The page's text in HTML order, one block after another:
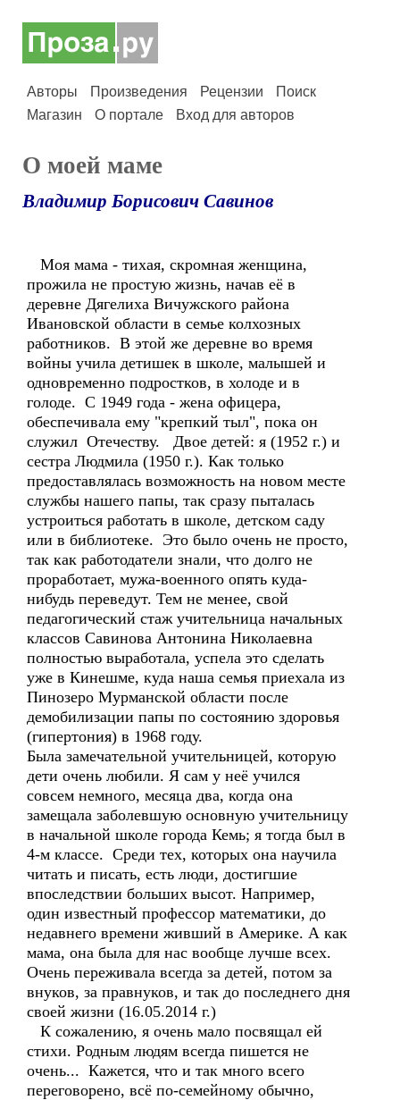
Авторы Произведения Рецензии
Поиск
Магазин
О портале Вход для авторов
О моей маме
Владимир Борисович Савинов
Моя мама - тихая, скромная женщина,
прожила не простую жизнь, начав её в
деревне Дягелиха Вичужского района
Ивановской области в семье колхозных
работников. В этой же деревне во время
войны учила детишек в школе, малышей и
одновременно подростков, в холоде и в
голоде. С 1949 года - жена офицера,
обеспечивала ему "крепкий тыл", пока он
служил Отечеству. Двое детей: я (1952 г.) и
сестра Людмила (1950 г.). Как только
предоставлялась возможность на новом месте
службы нашего папы, так сразу пыталась
устроиться работать в школе, детском саду
или в библиотеке. Это было очень не просто,
так как работодатели знали, что долго не
проработает, мужа-военного опять куда-
нибудь переведут. Тем не менее, свой
педагогический стаж учительница начальных
классов Савинова Антонина Николаевна
полностью выработала, успела это сделать
уже в Кинешме, куда наша семья приехала из
Пинозеро Мурманской области после
демобилизации папы по состоянию здоровья
(гипертония) в 1968 году.
Была замечательной учительницей, которую
дети очень любили. Я сам у неё учился
совсем немного, месяца два, когда она
замещала заболевшую основную учительницу
в начальной школе города Кемь; я тогда был в
4-м классе. Среди тех, которых она научила
читать и писать, есть люди, достигшие
впоследствии больших высот. Например,
один известный профессор математики, до
недавнего времени живший в Америке. А как
мама, она была для нас вообще лучше всех.
Очень переживала всегда за детей, потом за
внуков, за правнуков, и так до последнего дня
своей жизни (16.05.2014 г.)
К сожалению, я очень мало посвящал ей
стихи. Родным людям всегда пишется не
очень... Кажется, что и так много всего
переговорено, всё по-семейному обычно,